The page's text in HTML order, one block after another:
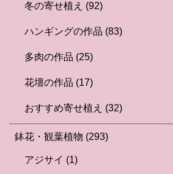
冬の寄せ植え (92)
ハンギングの作品 (83)
多肉の作品 (25)
花壇の作品 (17)
おすすめ寄せ植え (32)
鉢花・観葉植物 (293)
アジサイ (1)